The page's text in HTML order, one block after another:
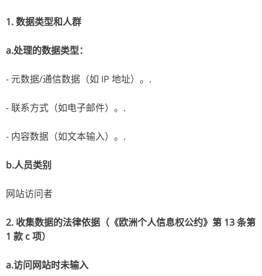
1. 数据类型和人群
a.处理的数据类型：
- 元数据/通信数据（如 IP 地址）。.
- 联系方式（如电子邮件）。.
- 内容数据（如文本输入）。.
b.人员类别
网站访问者
2. 收集数据的法律依据（《欧洲个人信息权公约》第 13 条第
1 款 c 项）
a.访问网站时未输入